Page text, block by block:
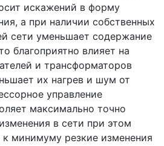
искажений в форму
а при наличии собственных
сети уменьшает содержание
благоприятно влияет на
и трансформаторов
их нагрев и шум от
управление
максимально точно
в сети при этом
к минимуму резкие изменения